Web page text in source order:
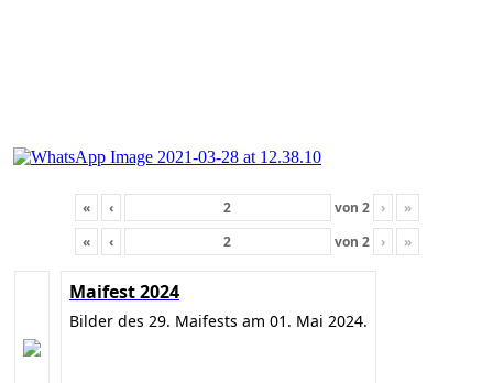
« ‹ von 2 ›
»
«
‹ von 2 › »
Maifest 2024
Bilder des 29. Maifests am 01. Mai 2024.